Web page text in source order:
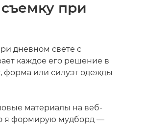
при
дневном свете с
каждое его решение в
форма или силуэт одежды
материалы на веб-
я формирую мудборд —